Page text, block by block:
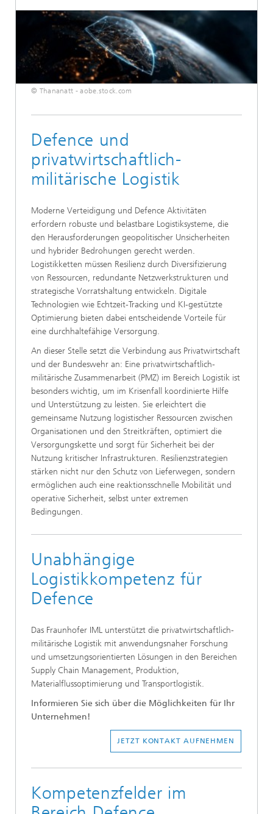
© Thananatt - aobe.stock.com
Defence und
privatwirtschaftlich-
militärische Logistik
Moderne Verteidigung und Defence Aktivitäten
erfordern robuste und belastbare Logistiksysteme, die
den Herausforderungen geopolitischer Unsicherheiten
und hybrider Bedrohungen gerecht werden.
Logistikketten müssen Resilienz durch Diversifizierung
von Ressourcen, redundante Netzwerkstrukturen und
strategische Vorratshaltung entwickeln. Digitale
Technologien wie Echtzeit-Tracking und KI-gestützte
Optimierung bieten dabei entscheidende Vorteile für
eine durchhaltefähige Versorgung.
An dieser Stelle setzt die Verbindung aus Privatwirtschaft
und der Bundeswehr an: Eine privatwirtschaftlich-
militärische Zusammenarbeit (PMZ) im Bereich Logistik ist
besonders wichtig, um im Krisenfall koordinierte Hilfe
und Unterstützung zu leisten. Sie erleichtert die
gemeinsame Nutzung logistischer Ressourcen zwischen
Organisationen und den Streitkräften, optimiert die
Versorgungskette und sorgt für Sicherheit bei der
Nutzung kritischer Infrastrukturen. Resilienzstrategien
stärken nicht nur den Schutz von Lieferwegen, sondern
ermöglichen auch eine reaktionsschnelle Mobilität und
operative Sicherheit, selbst unter extremen
Bedingungen.
Unabhängige
Logistikkompetenz für
Defence
Das Fraunhofer IML unterstützt die privatwirtschaftlich-
militärische Logistik mit anwendungsnaher Forschung
und umsetzungsorientierten Lösungen in den Bereichen
Supply Chain Management, Produktion,
Materialflussoptimierung und Transportlogistik.
Informieren Sie sich über die Möglichkeiten für Ihr
Unternehmen!
JETZT KONTAKT AUFNEHMEN
Kompetenzfelder im